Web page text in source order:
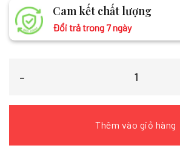
Cam kết chất lượng
Đổi trả trong 7 ngày
Thêm vào giỏ hàng